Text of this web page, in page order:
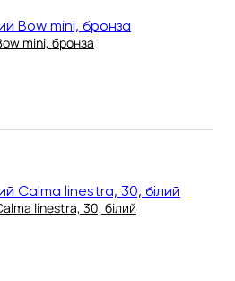
mini, бронза
linestra, 30, білий